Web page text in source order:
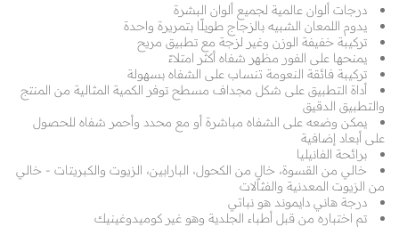
درجات ألوان عالمية لجميع ألوان البشرة
يدوم اللمعان الشبيه بالزجاج طويلًا بتمريرة واحدة
تركيبة خفيفة الوزن وغير لزجة مع تطبيق مريح
يمنحها على الفور مظهر شفاه أكثر امتلاءً
تركيبة فائقة النعومة تنساب على الشفاه بسهولة
أداة التطبيق على شكل مجداف مسطح توفر الكمية المثالية من المنتج
والتطبيق الدقيق
يمكن وضعه على الشفاه مباشرة أو مع محدد وأحمر شفاه للحصول
على أبعاد إضافية
برائحة الفانيليا
خالي من القسوة، خالٍ من الكحول، البارابين، الزيوت والكبريتات - خالي
من الزيوت المعدنية والفثالات
درجة هاني دايموند هو نباتي
تم اختباره من قبل أطباء الجلدية وهو غير كوميدوغينيك